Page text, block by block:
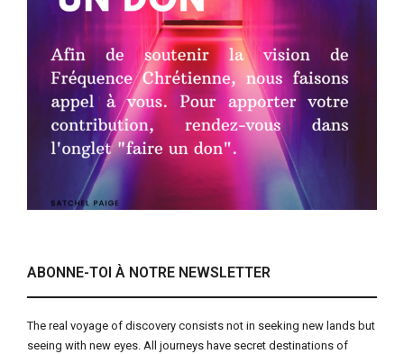
ABONNE-TOI À NOTRE NEWSLETTER
The real voyage of discovery consists not in seeking new lands but
seeing with new eyes. All journeys have secret destinations of